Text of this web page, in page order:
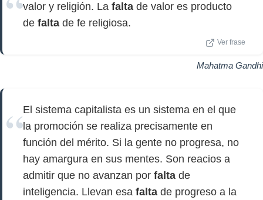
valor y religión. La falta de valor es producto
de falta de fe religiosa.
Ver frase
Mahatma Gandhi
El sistema capitalista es un sistema en el que
la promoción se realiza precisamente en
función del mérito. Si la gente no progresa, no
hay amargura en sus mentes. Son reacios a
admitir que no avanzan por falta de
inteligencia. Llevan esa falta de progreso a la